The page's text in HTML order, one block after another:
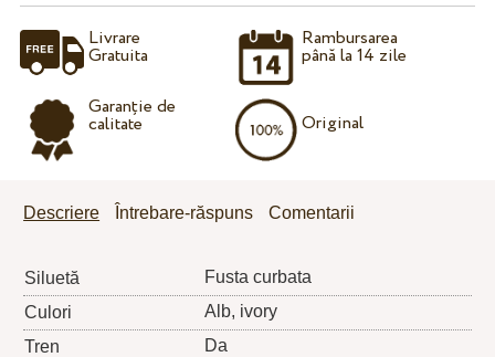
Livrare
Gratuita
Garanție de
calitate
Rambursarea
până la 14 zile
Original
Descriere Întrebare-răspuns Comentarii
Siluetă
Fusta curbata
Culori
Alb, ivory
Tren
Da